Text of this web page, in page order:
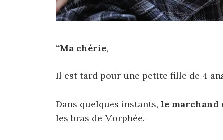
“Ma chérie,
Il est tard pour une petite fille de 4
Dans quelques instants, le marchand
les bras de Morphée.